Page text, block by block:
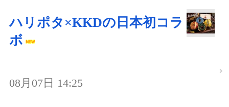
ハリポタ×KKDの日本初コラ
ボ
08月07日 14:25